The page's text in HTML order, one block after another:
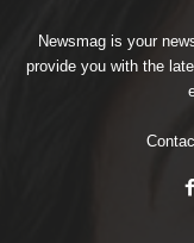
Newsmag is your
provide you with the